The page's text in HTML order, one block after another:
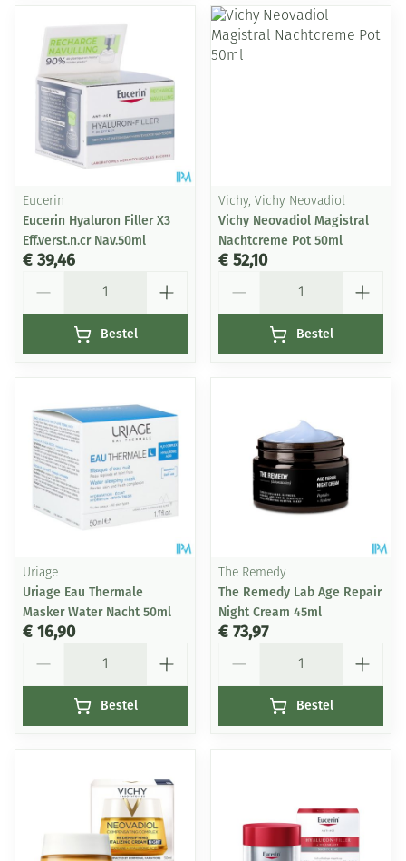
Eucerin
Eucerin Hyaluron Filler X3
Eff.verst.n.cr Nav.50ml
€ 39,46
Bestel
Vichy, Vichy Neovadiol
Vichy Neovadiol Magistral
Nachtcreme Pot 50ml
€ 52,10
Bestel
Uriage
Uriage Eau Thermale
Masker Water Nacht 50ml
€ 16,90
Bestel
The Remedy
The Remedy Lab Age Repair
Night Cream 45ml
€ 73,97
Bestel